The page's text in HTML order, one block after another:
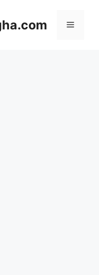
메